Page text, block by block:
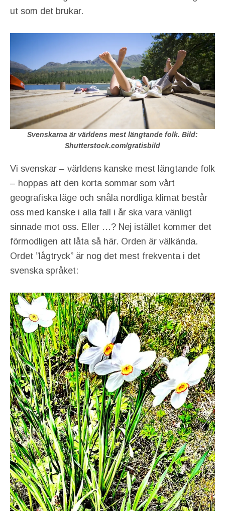
ut som det brukar.
Svenskarna är världens mest längtande folk. Bild:
Shutterstock.com/gratisbild
Vi svenskar – världens kanske mest längtande folk
– hoppas att den korta sommar som vårt
geografiska läge och snåla nordliga klimat består
oss med kanske i alla fall i år ska vara vänligt
sinnade mot oss. Eller …? Nej istället kommer det
förmodligen att låta så här. Orden är välkända.
Ordet ”lågtryck” är nog det mest frekventa i det
svenska språket: